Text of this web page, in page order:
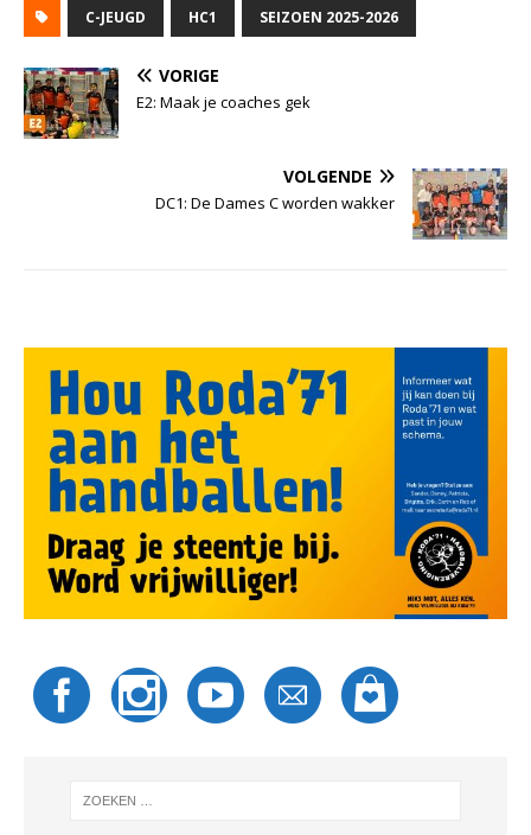
C-JEUGD HC1 SEIZOEN 2025-2026
VORIGE
E2: Maak je coaches gek
VOLGENDE
DC1: De Dames C worden wakker